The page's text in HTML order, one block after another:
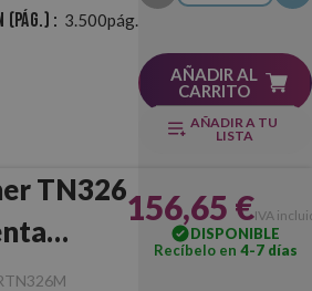
(pág.) : 3.500pág.
AÑADIR AL
CARRITO
AÑADIR A TU
LISTA
TN326156,65 €IVA
DISPONIBLE
Recíbelo en 4-7 días